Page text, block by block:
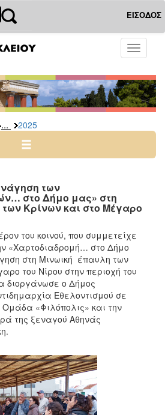
ΕΙΣΟΔΟΣ
Toggle
... 2025
των
στο Δήμο μας» στη
Κρίνων και στο Μέγαρο
του κοινού, που συμμετείχε
«Χαρτοδιαδρομή… στο Δήμο
στη Μινωική έπαυλη των
του Νίρου στην περιοχή του
διοργάνωσε ο Δήμος
Εθελοντισμού σε
«Φιλόπολις» και την
της ξεναγού Αθηνάς